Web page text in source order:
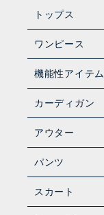
トップス
ワンピース
機能性アイテム
カーディガン
アウター
パンツ
スカート